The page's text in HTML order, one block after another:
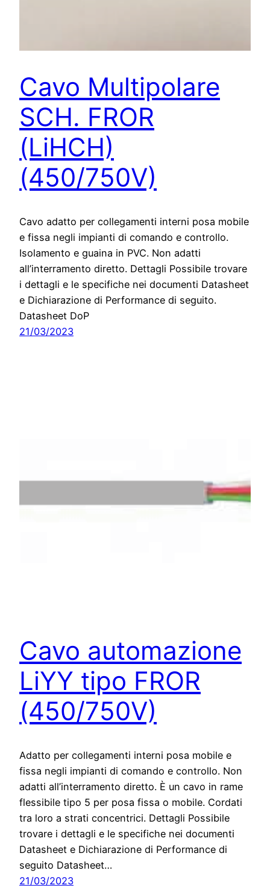
Cavo Multipolare
SCH. FROR
(LiHCH)
(450/750V)
Cavo adatto per collegamenti interni posa mobile
e fissa negli impianti di comando e controllo.
Isolamento e guaina in PVC. Non adatti
all’interramento diretto. Dettagli Possibile trovare
i dettagli e le specifiche nei documenti Datasheet
e Dichiarazione di Performance di seguito.
Datasheet DoP
21/03/2023
Cavo automazione
LiYY tipo FROR
(450/750V)
Adatto per collegamenti interni posa mobile e
fissa negli impianti di comando e controllo. Non
adatti all’interramento diretto. È un cavo in rame
flessibile tipo 5 per posa fissa o mobile. Cordati
tra loro a strati concentrici. Dettagli Possibile
trovare i dettagli e le specifiche nei documenti
Datasheet e Dichiarazione di Performance di
seguito Datasheet…
21/03/2023